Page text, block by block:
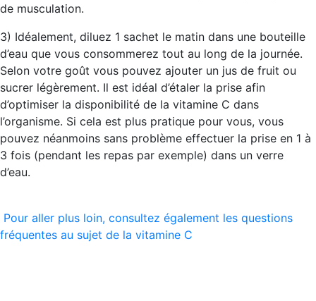
de musculation.
3) Idéalement, diluez 1 sachet le matin dans une bouteille
d’eau que vous consommerez tout au long de la journée.
Selon votre goût vous pouvez ajouter un jus de fruit ou
sucrer légèrement. Il est idéal d’étaler la prise afin
d’optimiser la disponibilité de la vitamine C dans
l’organisme. Si cela est plus pratique pour vous, vous
pouvez néanmoins sans problème effectuer la prise en 1 à
3 fois (pendant les repas par exemple) dans un verre
d’eau.
Pour aller plus loin, consultez également les questions
fréquentes au sujet de la vitamine C